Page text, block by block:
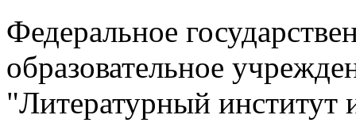
Федеральное
образовательное
"Литературный